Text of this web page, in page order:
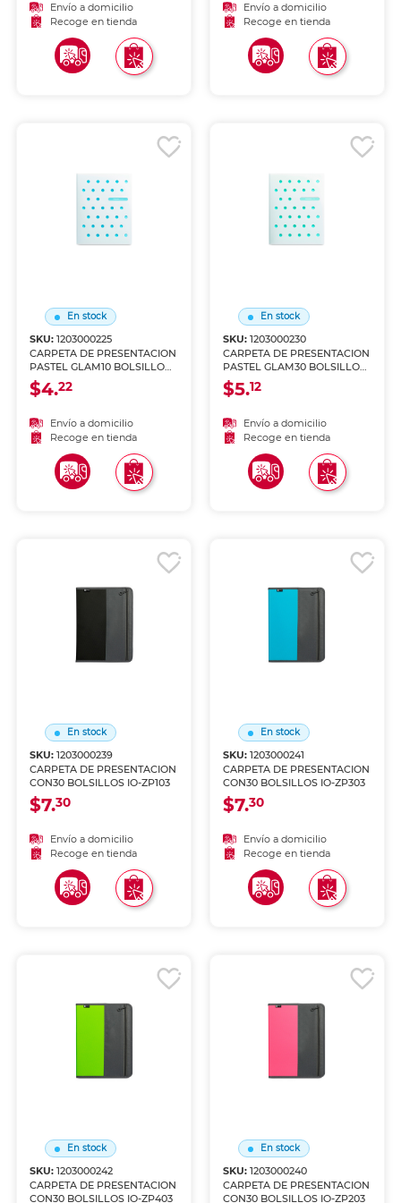
Envío a domicilio
Recoge en tienda
Envío a domicilio
Recoge en tienda
En stock
SKU:1203000225
CARPETA DE PRESENTACION
PASTEL GLAM10 BOLSILLOS
IO-PG302
$4.22
Envío a domicilio
Recoge en tienda
En stock
SKU: 1203000230
CARPETA DE PRESENTACION
PASTEL GLAM30 BOLSILLOS
IO-PG403
$5.12
Envío a domicilio
Recoge en tienda
En stock
SKU:1203000239
CARPETA DE PRESENTACION
CON30 BOLSILLOS IO-ZP103
$7.30
Envío a domicilio
Recoge en tienda
En stock
SKU: 1203000241
CARPETA DE PRESENTACION
CON30 BOLSILLOS IO-ZP303
$7.30
Envío a domicilio
Recoge en tienda
En stock
SKU:1203000242
CARPETA DE PRESENTACION
CON30 BOLSILLOS IO-ZP403
En stock
SKU: 1203000240
CARPETA DE PRESENTACION
CON30 BOLSILLOS IO-ZP203